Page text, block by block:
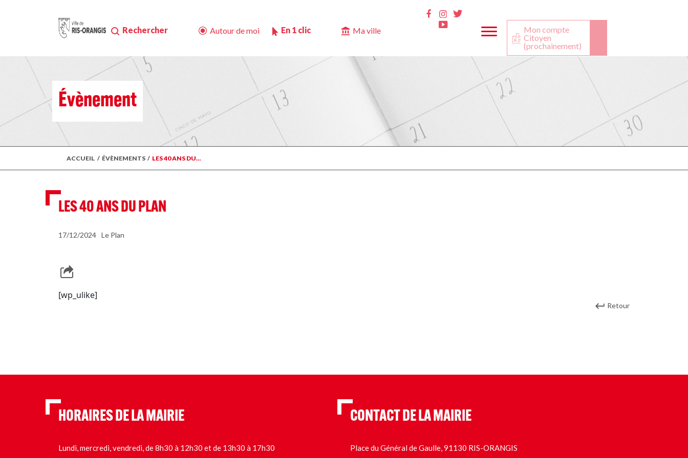
Rechercher Autour de moi En 1 clic Ma ville
Facebook
InstaTwitter
Youtube
Mon compte
Citoyen
(prochainement)
Évènement
ACCUEIL / ÉVÈNEMENTS / LES 40 ANS DU…
LES 40 ANS DU PLAN
17/12/2024 Le Plan
[wp_ulike]
Retour
HORAIRES DE LA MAIRIE
Lundi, mercredi, vendredi, de 8h30 à 12h30 et de 13h30 à 17h30
CONTACT DE LA MAIRIE
Place du Général de Gaulle, 91130 RIS-ORANGIS